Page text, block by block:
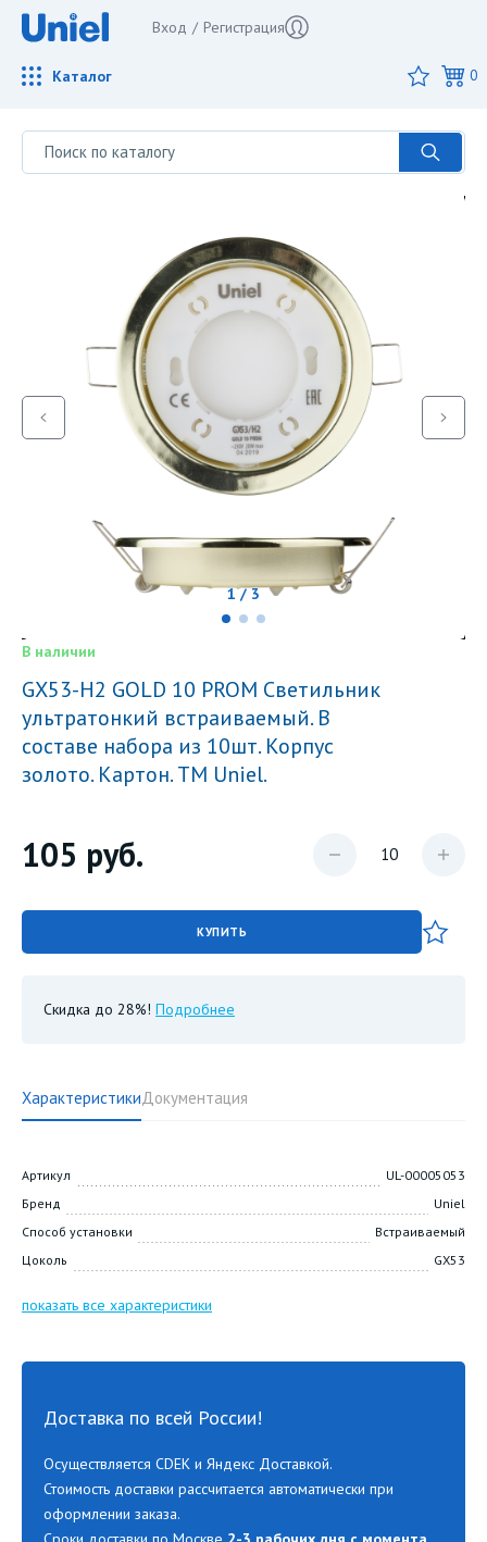
Вход / Регистрация
Каталог 0
1 / 3
В наличии
GX53-H2 GOLD 10 PROM Светильник
ультратонкий встраиваемый. В
составе набора из 10шт. Корпус
золото. Картон. TM Uniel.
105 руб.
КУПИТЬ
Скидка до 28%! Подробнее
ХарактеристикиДокументация
Артикул
UL-00005053
Бренд
Uniel
Способ установки
Встраиваемый
Цоколь
GX53
показать все характеристики
Доставка по всей России!
Осуществляется CDEK и Яндекс Доставкой.
Стоимость доставки рассчитается автоматически при
оформлении заказа.